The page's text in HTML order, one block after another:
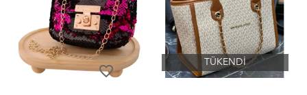
favorite_border
TÜKENDİ
favorite_border
TÜKENDİ